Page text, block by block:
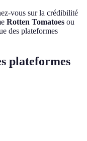
vous sur la crédibilité
Rotten Tomatoes ou
des plateformes
plateformes